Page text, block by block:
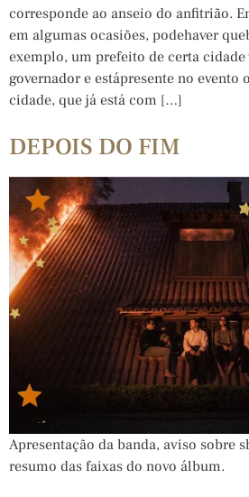
corresponde ao anseio do anfitrião.
em algumas ocasiões, podehaver
exemplo, um prefeito de certa cidade
governador e estápresente no
cidade, que já está com […]
DEPOIS DO FIM
Apresentação da banda, aviso sobre
resumo das faixas do novo álbum.